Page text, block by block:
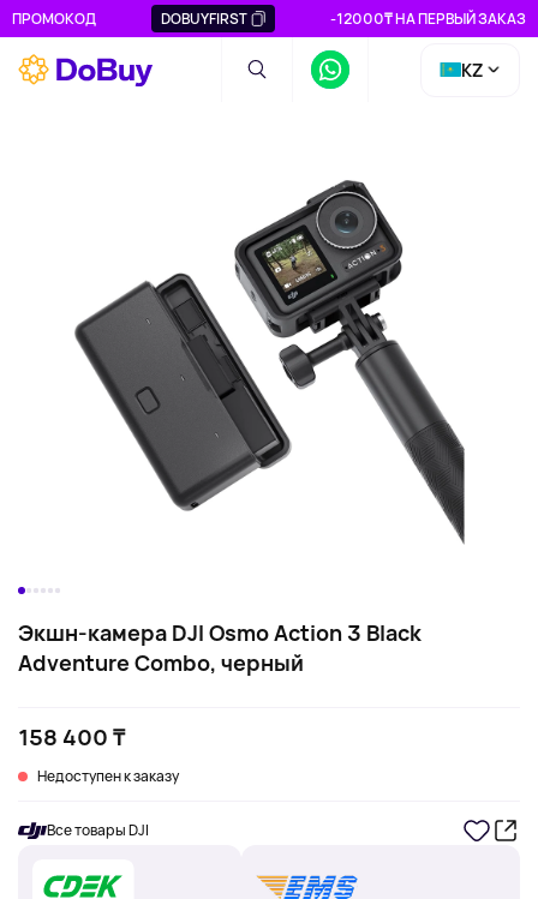
ПРОМОКОД DOBUYFIRST -12000₸ НА ПЕРВЫЙ ЗАКАЗ
KZ
Экшн-камера DJI Osmo Action 3 Black
Adventure Combo, черный
158 400 ₸
Недоступен к заказу
Все товары DJI